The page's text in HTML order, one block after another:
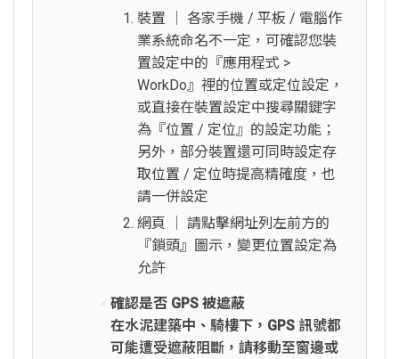
裝置 │ 各家手機 / 平板 / 電腦作
業系統命名不一定，可確認您裝
置設定中的『應用程式 >
WorkDo』裡的位置或定位設定，
或直接在裝置設定中搜尋關鍵字
為『位置 / 定位』的設定功能；
另外，部分裝置還可同時設定存
取位置 / 定位時提高精確度，也
請一併設定
網頁 │ 請點擊網址列左前方的
『鎖頭』圖示，變更位置設定為
允許
確認是否 GPS 被遮蔽
在水泥建築中、騎樓下，GPS 訊號都
可能遭受遮蔽阻斷，請移動至窗邊或